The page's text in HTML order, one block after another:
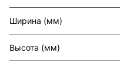
Ширина (мм)
Высота (мм)